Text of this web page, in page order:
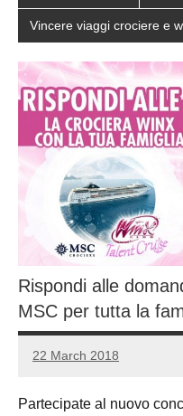
Vincere viaggi crociere e
Rispondi alle
MSC per tutta la
22 March 2018
Luca
No
Partecipate al nuovo